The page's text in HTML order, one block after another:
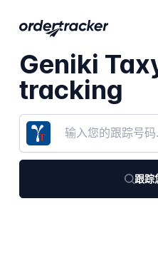
Geniki
tracking
跟踪